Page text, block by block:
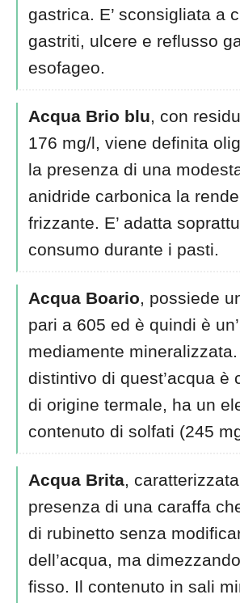
gastrica. E’ sconsigliata a
gastriti, ulcere e reflusso
esofageo.
Acqua Brio blu, con
176 mg/l, viene definita
la presenza di una
anidride carbonica la
frizzante. E’ adatta
consumo durante i pasti.
Acqua Boario, possiede
pari a 605 ed è quindi è
mediamente
distintivo di quest’acqua è
di origine termale, ha un
contenuto di solfati (245
Acqua Brita,
presenza di una caraffa
di rubinetto senza
dell’acqua, ma
fisso. Il contenuto in sali